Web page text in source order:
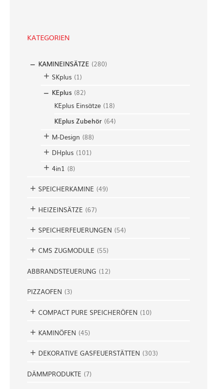
KATEGORIEN
KAMINEINSÄTZE (280)
SKplus (1)
KEplus (82)
KEplus Einsätze (18)
KEplus Zubehör (64)
M-Design (88)
DHplus (101)
4in1 (8)
SPEICHERKAMINE (49)
HEIZEINSÄTZE (67)
SPEICHERFEUERUNGEN (54)
CMS ZUGMODULE (55)
ABBRANDSTEUERUNG (12)
PIZZAOFEN (3)
COMPACT PURE SPEICHERÖFEN (10)
KAMINÖFEN (45)
DEKORATIVE GASFEUERSTÄTTEN (303)
DÄMMPRODUKTE (7)